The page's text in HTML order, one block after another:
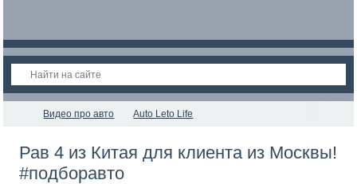
Видео про авто Auto Leto Life
Рав 4 из Китая для клиента из Москвы!
#подборавто